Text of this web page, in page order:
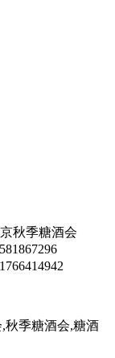
秋季糖酒会
秋季糖酒会,糖酒